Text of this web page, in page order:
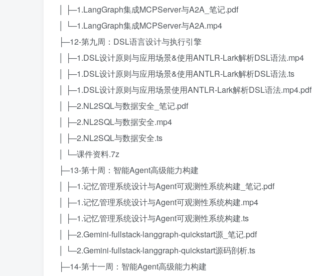
│ ├─1.LangGraph集成MCPServer与A2A_笔记.pdf
│ └─1.LangGraph集成MCPServer与A2A.mp4
├─12-第九周：DSL语言设计与执行引擎
│ ├─1.DSL设计原则与应用场景&使用ANTLR-Lark解析DSL语法.mp4
│ ├─1.DSL设计原则与应用场景&使用ANTLR-Lark解析DSL语法.ts
│ ├─1.DSL设计原则与应用场景使用ANTLR-Lark解析DSL语法.mp4.pdf
│ ├─2.NL2SQL与数据安全_笔记.pdf
│ ├─2.NL2SQL与数据安全.mp4
│ ├─2.NL2SQL与数据安全.ts
│ └─课件资料.7z
├─13-第十周：智能Agent高级能力构建
│ ├─1.记忆管理系统设计与Agent可观测性系统构建_笔记.pdf
│ ├─1.记忆管理系统设计与Agent可观测性系统构建.mp4
│ ├─1.记忆管理系统设计与Agent可观测性系统构建.ts
│ ├─2.Gemini-fullstack-langgraph-quickstart源_笔记.pdf
│ └─2.Gemini-fullstack-langgraph-quickstart源码剖析.ts
├─14-第十一周：智能Agent高级能力构建